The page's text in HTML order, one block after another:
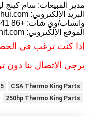
مدير المبيعات: سام كينج
البريد الإلكتروني: chris@cqchui.com
واتساب/وي شات: +86 17880280241
الموقع الإلكتروني: www.refrigeration-unit.com
إذا كنت ترغب في
يرجى الاتصال بنا دون
CSA Thermo King Parts
250hp Thermo King Parts